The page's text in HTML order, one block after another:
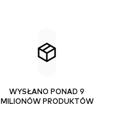
WYSŁANO PONAD 9
MILIONÓW PRODUKTÓW